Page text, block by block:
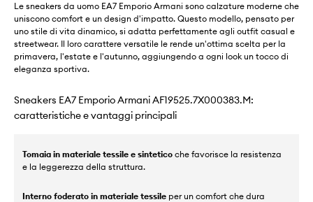
Le sneakers da uomo EA7 Emporio Armani sono calzature moderne che
uniscono comfort e un design d'impatto. Questo modello, pensato per
uno stile di vita dinamico, si adatta perfettamente agli outfit casual e
streetwear. Il loro carattere versatile le rende un'ottima scelta per la
primavera, l'estate e l'autunno, aggiungendo a ogni look un tocco di
eleganza sportiva.
Sneakers EA7 Emporio Armani AF19525.7X000383.M:
caratteristiche e vantaggi principali
Tomaia in materiale tessile e sintetico che favorisce la resistenza
e la leggerezza della struttura.
Interno foderato in materiale tessile per un comfort che dura